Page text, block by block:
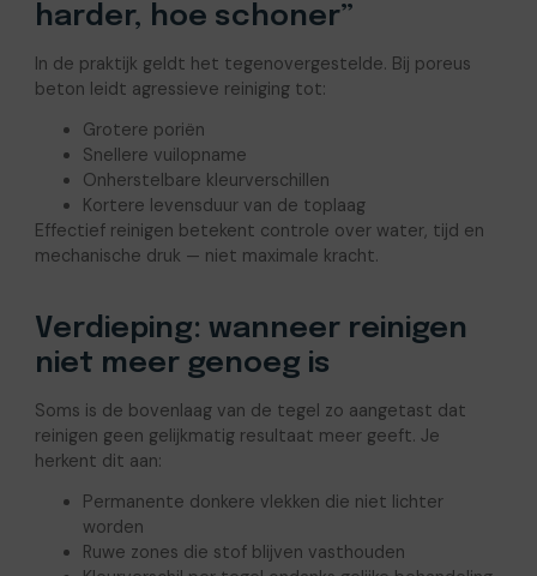
harder, hoe schoner”
In de praktijk geldt het tegenovergestelde. Bij poreus
beton leidt agressieve reiniging tot:
Grotere poriën
Snellere vuilopname
Onherstelbare kleurverschillen
Kortere levensduur van de toplaag
Effectief reinigen betekent controle over water, tijd en
mechanische druk — niet maximale kracht.
Verdieping: wanneer reinigen
niet meer genoeg is
Soms is de bovenlaag van de tegel zo aangetast dat
reinigen geen gelijkmatig resultaat meer geeft. Je
herkent dit aan:
Permanente donkere vlekken die niet lichter
worden
Ruwe zones die stof blijven vasthouden